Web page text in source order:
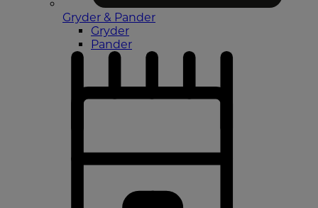
Gryder & Pander
Gryder
Pander